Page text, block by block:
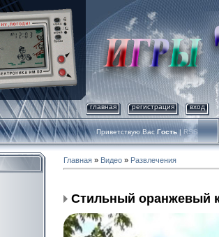
главная регистрация вход
Приветствую Вас Гость | RSS
Главная » Видео » Развлечения
Стильный оранжевый